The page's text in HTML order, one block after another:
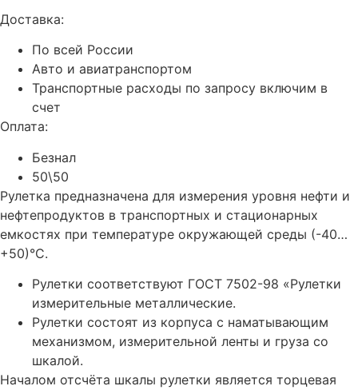
Доставка:
По всей России
Авто и авиатранспортом
Транспортные расходы по запросу включим в
счет
Оплата:
Безнал
50\50
Рулетка предназначена для измерения уровня нефти и
нефтепродуктов в транспортных и стационарных
емкостях при температуре окружающей среды (-40…
+50)°С.
Рулетки соответствуют ГОСТ 7502-98 «Рулетки
измерительные металлические.
Рулетки состоят из корпуса с наматывающим
механизмом, измерительной ленты и груза со
шкалой.
Началом отсчёта шкалы рулетки является торцевая